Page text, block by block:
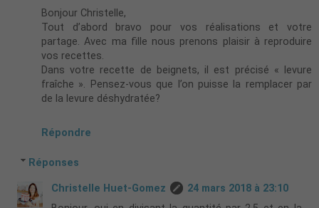
Bonjour Christelle,
Tout d’abord bravo pour vos réalisations et votre
partage. Avec ma fille nous prenons plaisir à reproduire
vos recettes.
Dans votre recette de beignets, il est précisé « levure
fraîche ». Pensez-vous que l’on puisse la remplacer par
de la levure déshydratée?
Répondre
Réponses
Christelle Huet-Gomez
24 mars 2018 à 23:10